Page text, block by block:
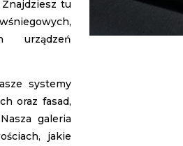
tu
urządzeń
systemy
oraz fasad,
galeria
jakie